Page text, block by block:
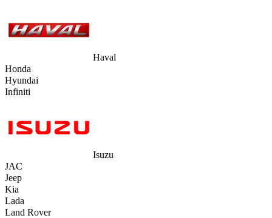
Haval
Honda
Hyundai
Infiniti
Isuzu
JAC
Jeep
Kia
Lada
Land Rover